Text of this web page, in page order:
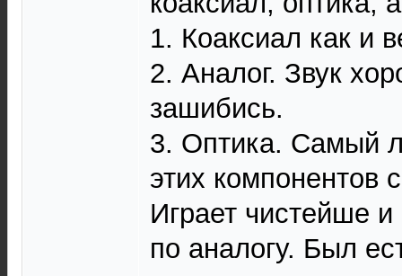
1. Коаксиал как и
2. Аналог. Звук
зашибись.
3. Оптика. Самый
этих компонентов
Играет чистейше
по аналогу. Был